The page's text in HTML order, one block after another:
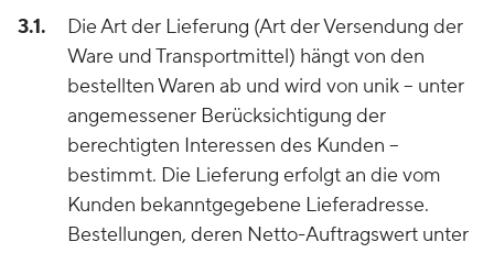
3.1.
Die Art der Lieferung (Art der Versendung der
Ware und Transportmittel) hängt von den
bestellten Waren ab und wird von unik – unter
angemessener Berücksichtigung der
berechtigten Interessen des Kunden –
bestimmt. Die Lieferung erfolgt an die vom
Kunden bekanntgegebene Lieferadresse.
Bestellungen, deren Netto-Auftragswert unter